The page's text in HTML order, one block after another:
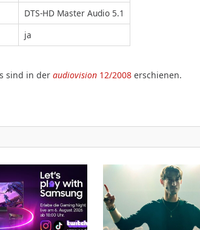
DTS-HD Master Audio 5.1
ja
sind in der audiovision 12/2008 erschienen.